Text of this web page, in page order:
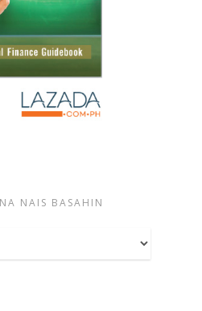
NAIS BASAHIN